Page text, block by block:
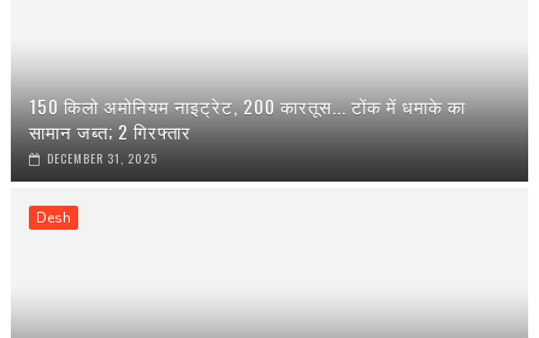
150 किलो अमोनियम नाइट्रेट, 200 कारतूस... टोंक में धमाके का
सामान जब्त; 2 गिरफ्तार
DECEMBER 31, 2025
Desh